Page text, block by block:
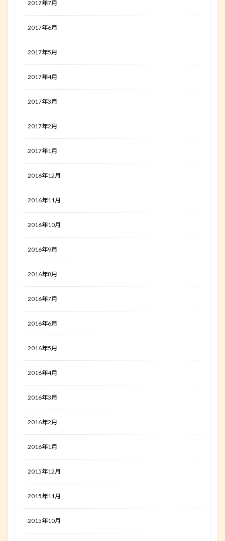
2017年7月
2017年6月
2017年5月
2017年4月
2017年3月
2017年2月
2017年1月
2016年12月
2016年11月
2016年10月
2016年9月
2016年8月
2016年7月
2016年6月
2016年5月
2016年4月
2016年3月
2016年2月
2016年1月
2015年12月
2015年11月
2015年10月